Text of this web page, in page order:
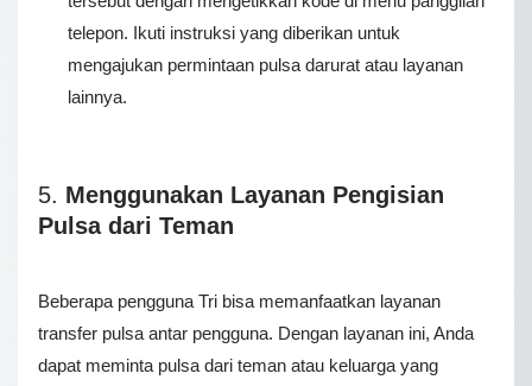
telepon. Ikuti instruksi yang diberikan untuk
mengajukan permintaan pulsa darurat atau layanan
lainnya.
5. Menggunakan Layanan Pengisian
Pulsa dari Teman
Beberapa pengguna Tri bisa memanfaatkan layanan
transfer pulsa antar pengguna. Dengan layanan ini, Anda
dapat meminta pulsa dari teman atau keluarga yang